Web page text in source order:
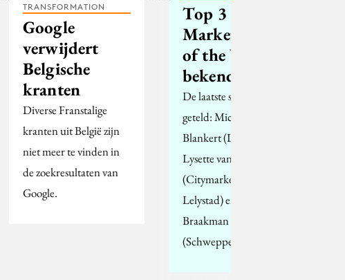
TRANSFORMATION
Google
verwijdert
Belgische
kranten
Diverse Franstalige
kranten uit België zijn
niet meer te vinden in
de zoekresultaten van
Google.
Top 3
Marketingtalent
of the Year
bekend
De laatste stemmen zijn
geteld: Michael
Blankert (Lays Pepsico),
Lysette van Kampen
(Citymarketing
Lelystad) en Menno
Braakman
(Schweppes…